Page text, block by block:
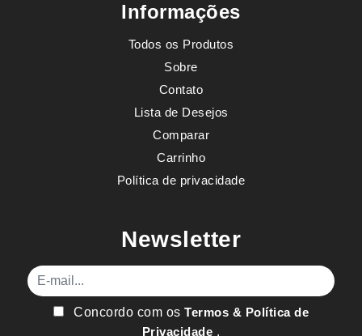
Informações
Todos os Produtos
Sobre
Contato
Lista de Desejos
Comparar
Carrinho
Política de privacidade
Newsletter
E-mail
Concordo com osTermos & Política de
Privacidade .